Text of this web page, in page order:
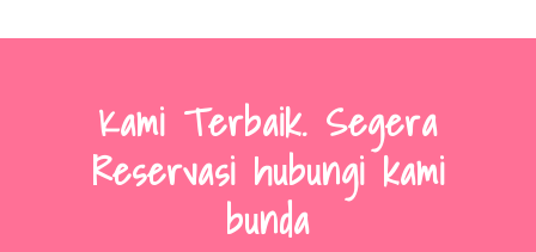
Kami Terbaik. Segera
Reservasi hubungi kami
bunda